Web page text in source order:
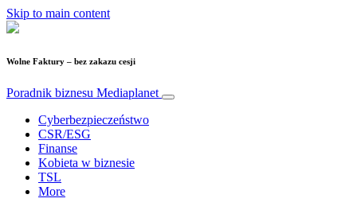
Skip to main content
Wolne Faktury – bez zakazu cesji
Poradnik biznesu Mediaplanet
Cyberbezpieczeństwo
CSR/ESG
Finanse
Kobieta w biznesie
TSL
More